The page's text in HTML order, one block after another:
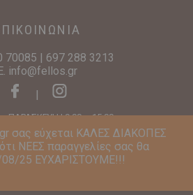
σας εύχεται ΚΑΛΕΣ ΔΙΑΚΟΠΕΣ
ΝΕΕΣ παραγγελίες σας θα
25 ΕΥΧΑΡΙΣΤΟΥΜΕ!!!
70085 | 697 288 3213
info@fellos.gr
|
ΠΑΡΑΣΚΕΥΗ | 9:00 – 15:00